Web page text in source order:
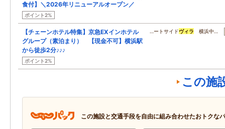
食付】＼2026年リニューアルオープン／
ポイント2%
【チェーンホテル特集】京急EXインホテル
グループ（素泊まり） 【現金不可】横浜駅
から徒歩2分♪♪♪
ポイント2%
…ートサイドヴィラ 横浜中…
この施
この施設と交通手段を自由に組み合わせたおトクな